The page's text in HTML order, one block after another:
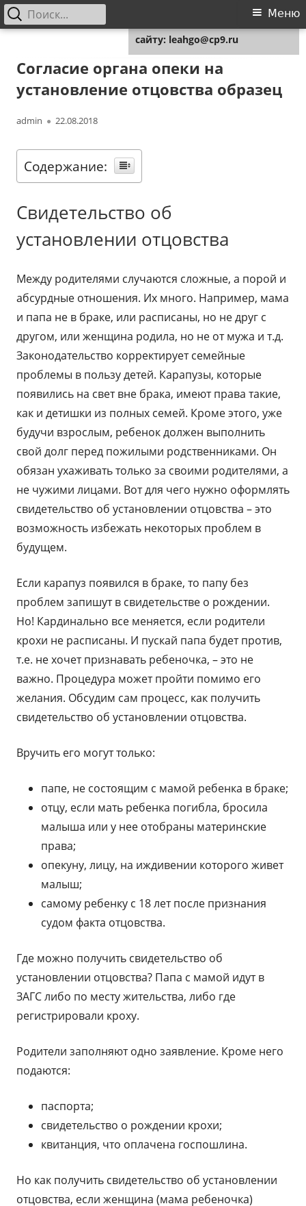
Основное
Меню
Найти:
Согласие органа опеки на
установление отцовства образец
Автор
admin Опубликовано
22.08.2018
Содержание:
Свидетельство об
установлении отцовства
Между родителями случаются сложные, а порой и
абсурдные отношения. Их много. Например, мама
и папа не в браке, или расписаны, но не друг с
другом, или женщина родила, но не от мужа и т.д.
Законодательство корректирует семейные
проблемы в пользу детей. Карапузы, которые
появились на свет вне брака, имеют права такие,
как и детишки из полных семей. Кроме этого, уже
будучи взрослым, ребенок должен выполнить
свой долг перед пожилыми родственниками. Он
обязан ухаживать только за своими родителями, а
не чужими лицами. Вот для чего нужно оформлять
свидетельство об установлении отцовства – это
возможность избежать некоторых проблем в
будущем.
Если карапуз появился в браке, то папу без
проблем запишут в свидетельстве о рождении.
Но! Кардинально все меняется, если родители
крохи не расписаны. И пускай папа будет против,
т.е. не хочет признавать ребеночка, – это не
важно. Процедура может пройти помимо его
желания. Обсудим сам процесс, как получить
свидетельство об установлении отцовства.
Вручить его могут только:
папе, не состоящим с мамой ребенка в браке;
отцу, если мать ребенка погибла, бросила
малыша или у нее отобраны материнские
права;
опекуну, лицу, на иждивении которого живет
малыш;
самому ребенку с 18 лет после признания
судом факта отцовства.
Где можно получить свидетельство об
установлении отцовства? Папа с мамой идут в
ЗАГС либо по месту жительства, либо где
регистрировали кроху.
Родители заполняют одно заявление. Кроме него
подаются:
паспорта;
свидетельство о рождении крохи;
квитанция, что оплачена госпошлина.
Но как получить свидетельство об установлении
отцовства, если женщина (мама ребеночка)
сайту: leahgo@cp9.ru